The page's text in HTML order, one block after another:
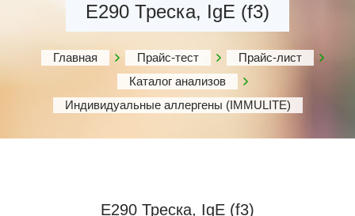
Е290 Треска, IgE (f3)
Главная Прайс-тест
Прайс-лист
Каталог анализов
Индивидуальные аллергены (IMMULITE)
Е290 Треска, IgE (f3)